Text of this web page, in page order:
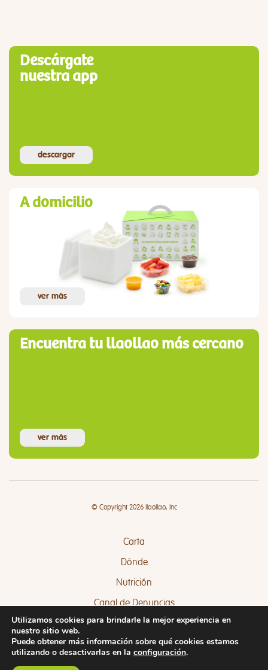
Descárgate
nuestra app
descargar
A domicilio
ver más
Encuentra tu llaollao más cercano
ver más
© Copyright 2026 llaollao, Inc
Carta
Dónde
Nutrición
Canal de Denuncias
Quejas y Sugerencias
Utilizamos cookies para brindarle la mejor experiencia en
nuestro sitio web.
Puede obtener más información sobre qué cookies estamos
utilizando o desactivarlas en la configuración.